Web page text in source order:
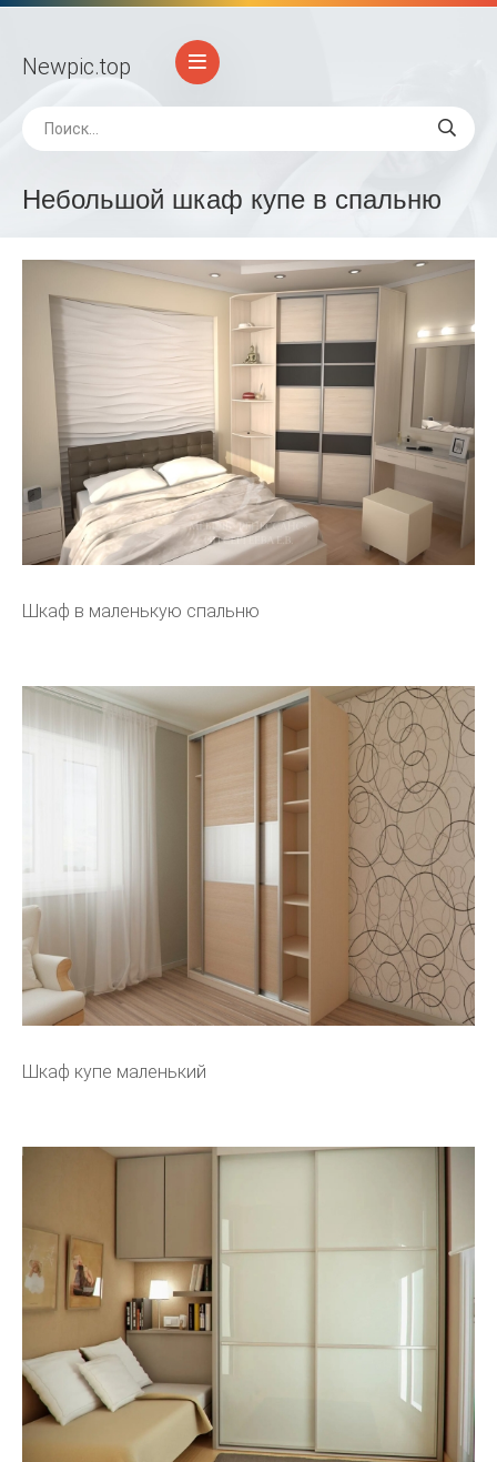
Newpic.top
Небольшой шкаф купе в спальню
Шкаф в маленькую спальню
Шкаф купе маленький